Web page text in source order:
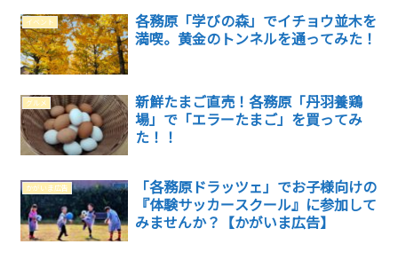
イベント
各務原「学びの森」でイチョウ並木を
満喫。黄金のトンネルを通ってみた！
グルメ
新鮮たまご直売！各務原「丹羽養鶏
場」で「エラーたまご」を買ってみ
た！！
かがいま広告
「各務原ドラッツェ​」でお子様向けの
『体験サッカースクール』に参加して
みませんか？【かがいま広告】